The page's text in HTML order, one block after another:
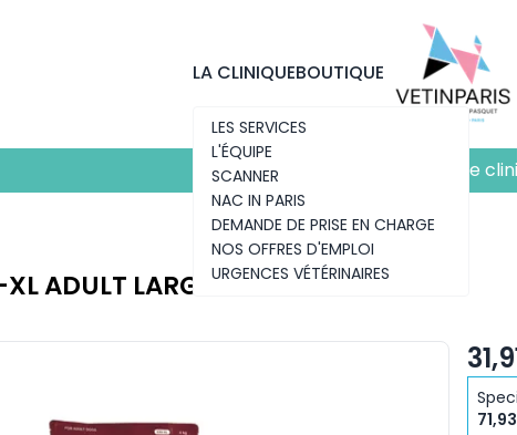
LA CLINIQUE
LES SERVICES
L'ÉQUIPE
SCANNER
NAC IN PARIS
DEMANDE DE PRISE EN CHARGE
NOS OFFRES D'EMPLOI
URGENCES VÉTÉRINAIRES
BOUTIQUE
Découvrez notre nouvelle
Découvrez notre nouvelle
ADULT LARGE & GIANT BREED